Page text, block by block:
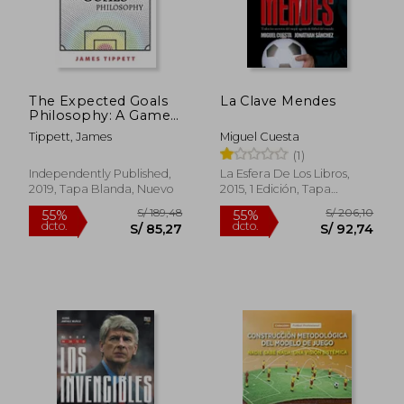
55% 55%
The Expected Goals
Philosophy: A Game-
Changing way of
Analysing Football
Tippett, James
Independently Published,
2019, Tapa Blanda, Nuevo
La Clave Mendes
Miguel Cuesta
(1)
La Esfera De Los Libros,
2015, 1 Edición, Tapa
Blanda, Nuevo